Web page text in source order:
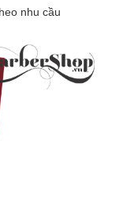
nhu cầu